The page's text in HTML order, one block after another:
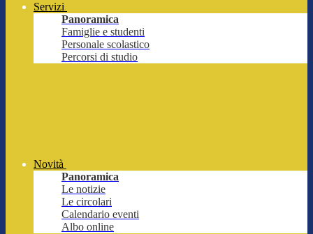
Servizi
Panoramica
Famiglie e studenti
Personale scolastico
Percorsi di studio
Novità
Panoramica
Le notizie
Le circolari
Calendario eventi
Albo online